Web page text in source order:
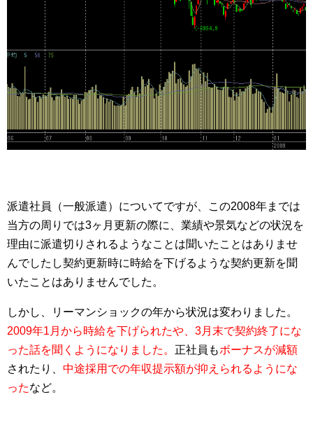
派遣社員（一般派遣）についてですが、この2008年までは
当方の周りでは3ヶ月更新の際に、業績や景気などの状況を
理由に派遣切りされるようなことは聞いたことはありませ
んでしたし契約更新時に時給を下げるような契約更新を聞
いたことはありませんでした。
しかし、リーマンショックの年から状況は変わりました。
2009年1月から時給を下げられたや、3月末で契約終了にな
った話を聞くようになりました。 正社員もボーナスが減額
されたり、 中途採用での年収提示額が抑えられるようにな
ったなど。